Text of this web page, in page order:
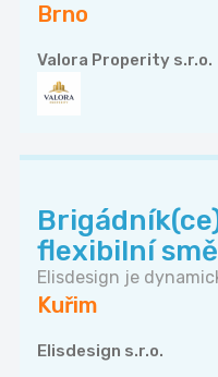
Brno
Valora Properity s.r.o.
flexibilní
Elisdesign je
Kuřim
Elisdesign s.r.o.